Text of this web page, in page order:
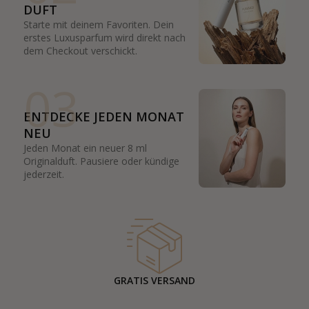
DUFT
Starte mit deinem Favoriten. Dein
erstes Luxusparfum wird direkt nach
dem Checkout verschickt.
03
ENTDECKE JEDEN MONAT
NEU
Jeden Monat ein neuer 8 ml
Originalduft. Pausiere oder kündige
jederzeit.
GRATIS VERSAND